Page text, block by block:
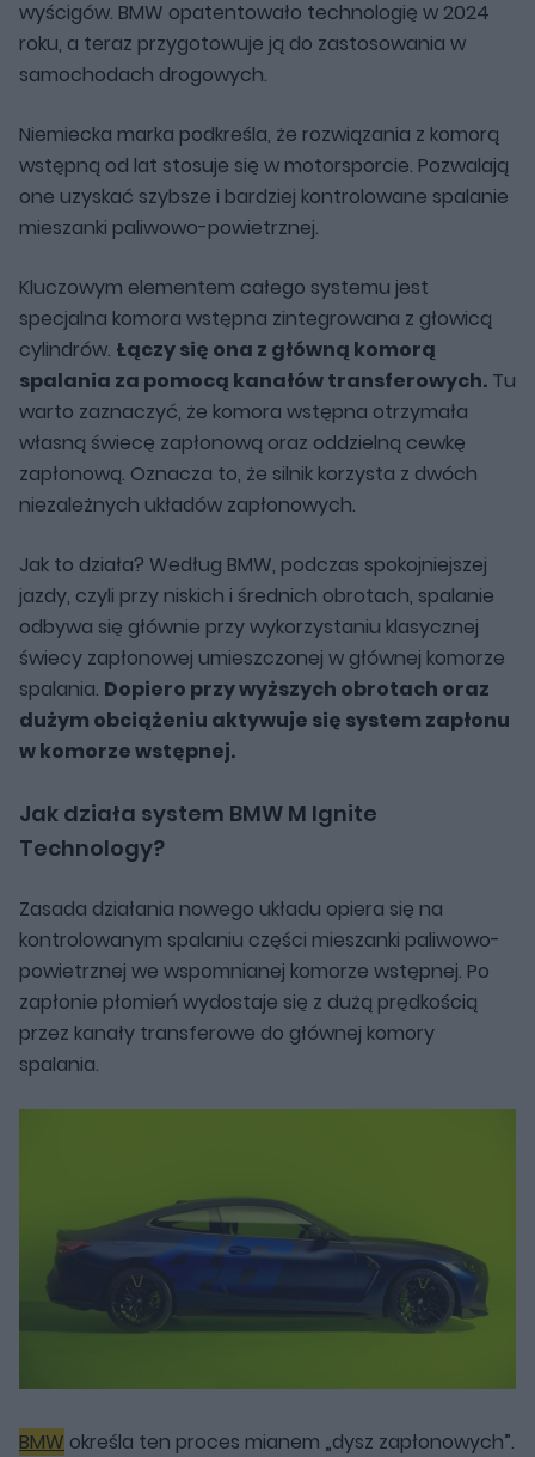
wyścigów. BMW opatentowało technologię w 2024
roku, a teraz przygotowuje ją do zastosowania w
samochodach drogowych.
Niemiecka marka podkreśla, że rozwiązania z komorą
wstępną od lat stosuje się w motorsporcie. Pozwalają
one uzyskać szybsze i bardziej kontrolowane spalanie
mieszanki paliwowo-powietrznej.
Kluczowym elementem całego systemu jest
specjalna komora wstępna zintegrowana z głowicą
cylindrów. Łączy się ona z główną komorą
spalania za pomocą kanałów transferowych. Tu
warto zaznaczyć, że komora wstępna otrzymała
własną świecę zapłonową oraz oddzielną cewkę
zapłonową. Oznacza to, że silnik korzysta z dwóch
niezależnych układów zapłonowych.
Jak to działa? Według BMW, podczas spokojniejszej
jazdy, czyli przy niskich i średnich obrotach, spalanie
odbywa się głównie przy wykorzystaniu klasycznej
świecy zapłonowej umieszczonej w głównej komorze
spalania. Dopiero przy wyższych obrotach oraz
dużym obciążeniu aktywuje się system zapłonu
w komorze wstępnej.
Jak działa system BMW M Ignite
Technology?
Zasada działania nowego układu opiera się na
kontrolowanym spalaniu części mieszanki paliwowo-
powietrznej we wspomnianej komorze wstępnej. Po
zapłonie płomień wydostaje się z dużą prędkością
przez kanały transferowe do głównej komory
spalania.
BMW określa ten proces mianem „dysz zapłonowych”.